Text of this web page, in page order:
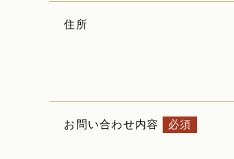
住所
お問い合わせ内容 必須